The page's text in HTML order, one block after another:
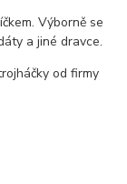
Výborně se
a jiné dravce.
od firmy